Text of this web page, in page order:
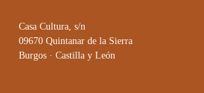
Casa Cultura, s/n
09670 Quintanar de la Sierra
Burgos · Castilla y León